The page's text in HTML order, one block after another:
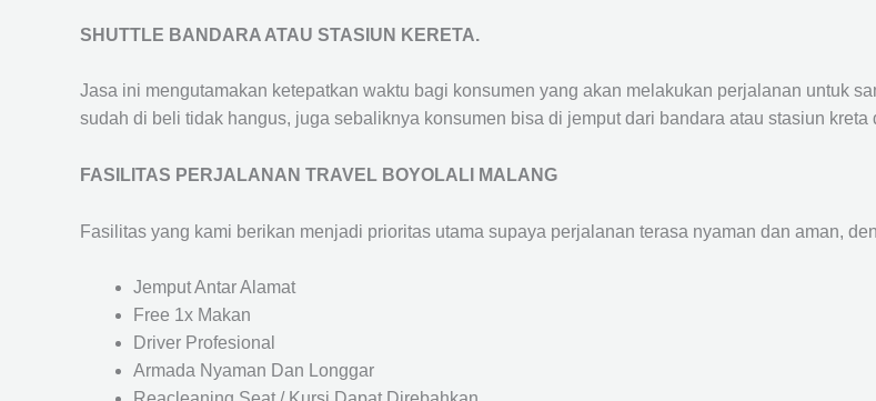
SHUTTLE BANDARA ATAU STASIUN KERETA.
Jasa ini mengutamakan ketepatkan waktu bagi konsumen yang akan melakukan perjalanan untuk
sudah di beli tidak hangus, juga sebaliknya konsumen bisa di jemput dari bandara atau stasiun
FASILITAS PERJALANAN TRAVEL BOYOLALI MALANG
Fasilitas yang kami berikan menjadi prioritas utama supaya perjalanan terasa nyaman dan aman,
Jemput Antar Alamat
Free 1x Makan
Driver Profesional
Armada Nyaman Dan Longgar